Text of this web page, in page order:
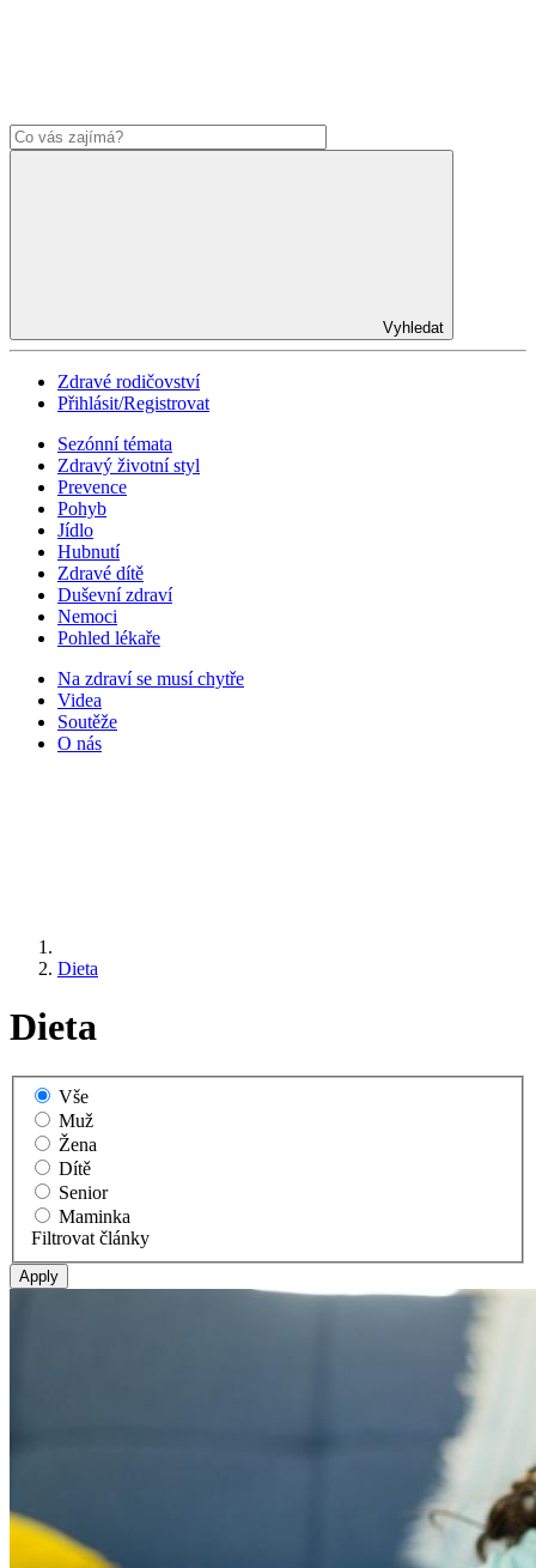
Vyhledat
Zdravé rodičovství
Přihlásit/Registrovat
Sezónní témata
Zdravý životní styl
Prevence
Pohyb
Jídlo
Hubnutí
Zdravé dítě
Duševní zdraví
Nemoci
Pohled lékaře
Na zdraví se musí chytře
Videa
Soutěže
O nás
Dieta
Dieta
Vše
Muž
Žena
Dítě
Senior
Maminka
Filtrovat články